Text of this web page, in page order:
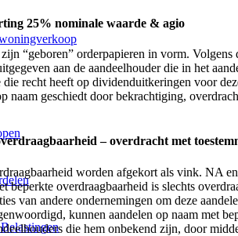
25% nominale waarde & agio
“geboren” orderpapieren in vorm.
aan de aandeelhouder die in het
recht heeft op dividenduitkeringen voor
naam geschiedt door bekrachtiging,
– overdracht met
worden afgekort als vink. NA
beperkte overdraagbaarheid is slechts
van andere ondernemingen om deze
kunnen aandelen op naam met
die hem onbekend zijn, door